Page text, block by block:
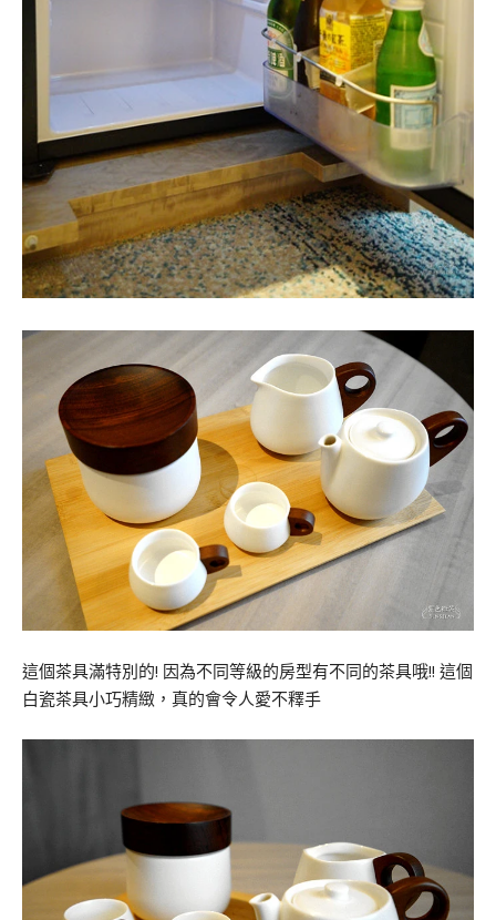
這個茶具滿特別的! 因為不同等級的房型有不同的茶具哦!! 這個
白瓷茶具小巧精緻，真的會令人愛不釋手